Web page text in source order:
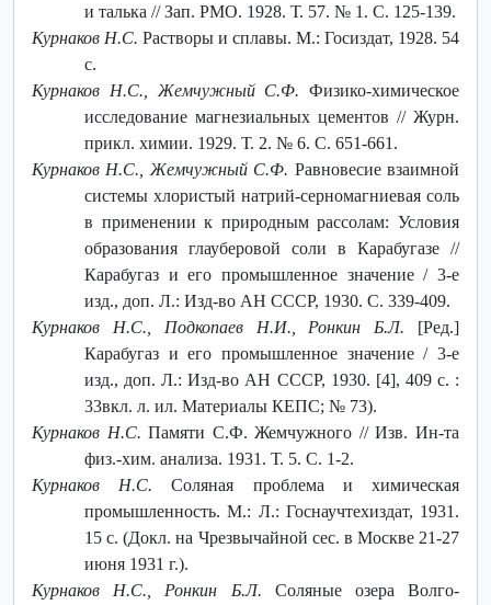
и талька // Зап. РМО. 1928. Т. 57. № 1. С. 125-139.
Курнаков Н.С. Растворы и сплавы. М.: Госиздат, 1928. 54
с.
Курнаков Н.С., Жемчужный С.Ф. Физико-химическое
исследование магнезиальных цементов // Журн.
прикл. химии. 1929. Т. 2. № 6. С. 651-661.
Курнаков Н.С., Жемчужный С.Ф. Равновесие взаимной
системы хлористый натрий-серномагниевая соль
в применении к природным рассолам: Условия
образования глауберовой соли в Карабугазе //
Карабугаз и его промышленное значение / 3-е
изд., доп. Л.: Изд-во АН СССР, 1930. С. 339-409.
Курнаков Н.С., Подкопаев Н.И., Ронкин Б.Л. [Ред.]
Карабугаз и его промышленное значение / 3-е
изд., доп. Л.: Изд-во АН СССР, 1930. [4], 409 с. :
33вкл. л. ил. Материалы КЕПС; № 73).
Курнаков Н.С.Памяти С.Ф. Жемчужного // Изв. Ин-та
физ.-хим. анализа. 1931. Т. 5. С. 1-2.
Курнаков Н.С. Соляная проблема и химическая
промышленность. М.: Л.: Госнаучтехиздат, 1931.
15 с. (Докл. на Чрезвычайной сес. в Москве 21-27
июня 1931 г.).
Курнаков Н.С., Ронкин Б.Л. Соляные озера Волго-